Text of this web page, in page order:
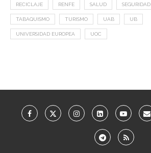
RECICLAJE RENFE SALUD SEGURIDAD
TABAQUISMO TURISMO UAB UB
UNIVERSIDAD EUROPEA UOC